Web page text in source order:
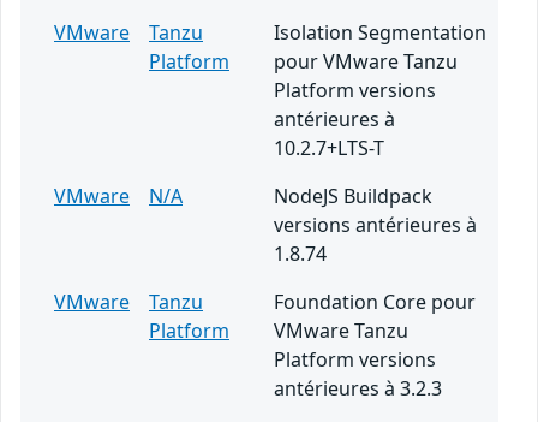
VMware
Tanzu
Platform
Isolation Segmentation
pour VMware Tanzu
Platform versions
antérieures à
10.2.7+LTS-T
VMware
N/A
NodeJS Buildpack
versions antérieures à
1.8.74
VMware
Tanzu
Platform
Foundation Core pour
VMware Tanzu
Platform versions
antérieures à 3.2.3